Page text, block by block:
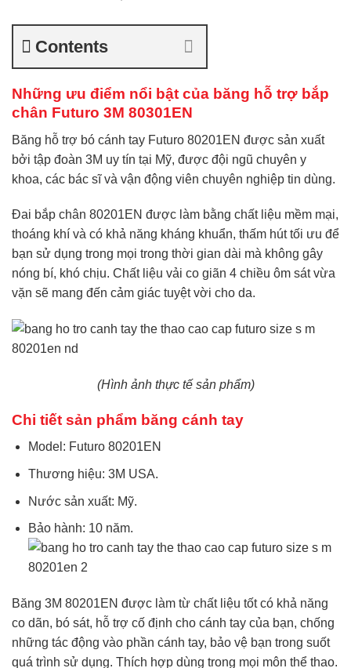
Contents
Những ưu điểm nổi bật của băng hỗ trợ bắp
chân Futuro 3M 80301EN
Băng hỗ trợ bó cánh tay Futuro 80201EN được sản xuất
bởi tập đoàn 3M uy tín tại Mỹ, được đội ngũ chuyên y
khoa, các bác sĩ và vận động viên chuyên nghiệp tin dùng.
Đai bắp chân 80201EN được làm bằng chất liệu mềm mại,
thoáng khí và có khả năng kháng khuẩn, thấm hút tối ưu để
bạn sử dụng trong mọi trong thời gian dài mà không gây
nóng bí, khó chịu. Chất liệu vải co giãn 4 chiều ôm sát vừa
vặn sẽ mang đến cảm giác tuyệt vời cho da.
(Hình ảnh thực tế sản phẩm)
Chi tiết sản phẩm băng cánh tay
Model: Futuro 80201EN
Thương hiệu: 3M USA.
Nước sản xuất: Mỹ.
Bảo hành: 10 năm.
Băng 3M 80201EN được làm từ chất liệu tốt có khả năng
co dãn, bó sát, hỗ trợ cố định cho cánh tay của bạn, chống
những tác động vào phần cánh tay, bảo vệ bạn trong suốt
quá trình sử dụng. Thích hợp dùng trong mọi môn thể thao.